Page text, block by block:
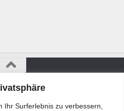
Ihr Surferlebnis zu verbessern,
Alle Rechte vorbehalten.